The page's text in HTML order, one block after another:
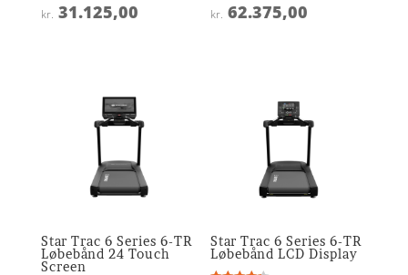
Vurderet
4.4
kr. 31.125,00
Vurderet
4.4
kr. 62.375,00
Star Trac 6 Series 6-TR
Løbebånd 24 Touch
Screen
Star Trac 6 Series 6-TR
Løbebånd LCD Display